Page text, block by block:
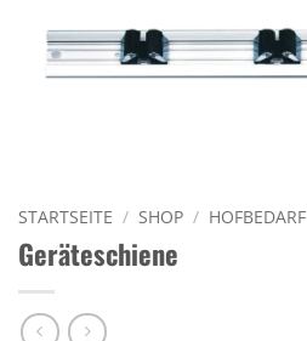
STARTSEITE / SHOP / HOFBEDARF
Geräteschiene